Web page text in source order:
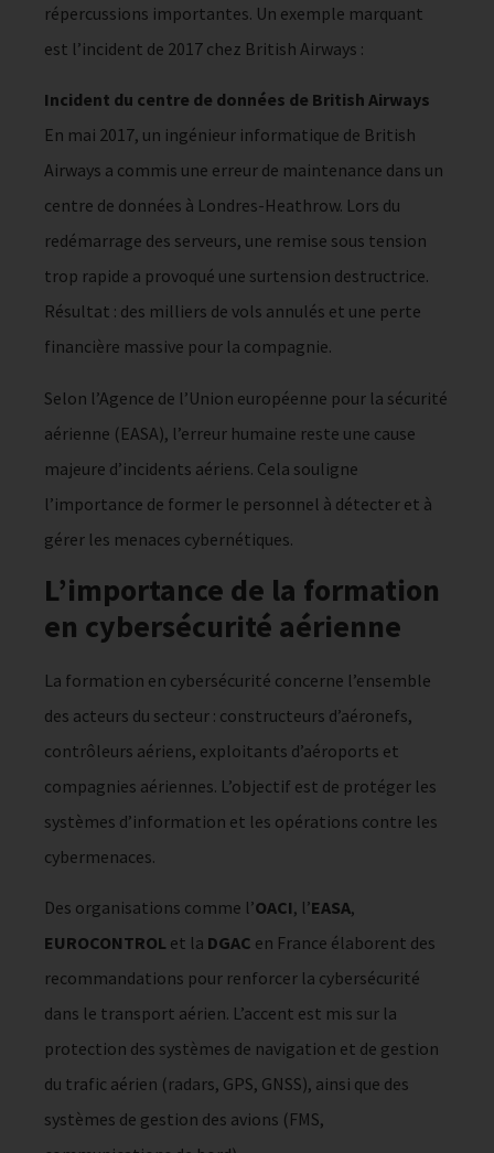
répercussions importantes. Un exemple marquant
est l’incident de 2017 chez British Airways :
Incident du centre de données de British Airways
En mai 2017, un ingénieur informatique de British
Airways a commis une erreur de maintenance dans un
centre de données à Londres-Heathrow. Lors du
redémarrage des serveurs, une remise sous tension
trop rapide a provoqué une surtension destructrice.
Résultat : des milliers de vols annulés et une perte
financière massive pour la compagnie.
Selon l’Agence de l’Union européenne pour la sécurité
aérienne (EASA), l’erreur humaine reste une cause
majeure d’incidents aériens. Cela souligne
l’importance de former le personnel à détecter et à
gérer les menaces cybernétiques.
L’importance de la formation
en cybersécurité aérienne
La formation en cybersécurité concerne l’ensemble
des acteurs du secteur : constructeurs d’aéronefs,
contrôleurs aériens, exploitants d’aéroports et
compagnies aériennes. L’objectif est de protéger les
systèmes d’information et les opérations contre les
cybermenaces.
Des organisations comme l’OACI, l’EASA,
EUROCONTROL et la DGAC en France élaborent des
recommandations pour renforcer la cybersécurité
dans le transport aérien. L’accent est mis sur la
protection des systèmes de navigation et de gestion
du trafic aérien (radars, GPS, GNSS), ainsi que des
systèmes de gestion des avions (FMS,